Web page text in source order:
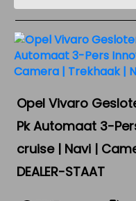
Opel Vivaro
Pk Automaat 3-
cruise | Navi |
DEALER-STAAT